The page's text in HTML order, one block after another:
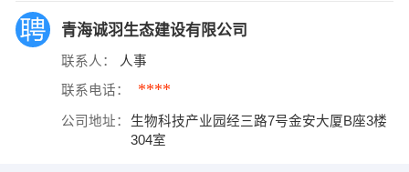
青海诚羽生态建设有限公司
联系人： 人事
联系电话： ****
公司地址：
生物科技产业园经三路7号金安大厦B座3楼
304室